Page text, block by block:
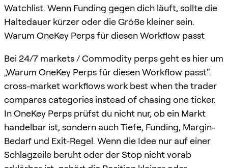
Watchlist. Wenn Funding gegen dich läuft, sollte die
Haltedauer kürzer oder die Größe kleiner sein.
Warum OneKey Perps für diesen Workflow passt
Bei 24/7 markets / Commodity perps geht es hier um
„Warum OneKey Perps für diesen Workflow passt“.
cross-market workflows work best when the trader
compares categories instead of chasing one ticker.
In OneKey Perps prüfst du nicht nur, ob ein Markt
handelbar ist, sondern auch Tiefe, Funding, Margin-
Bedarf und Exit-Regel. Wenn die Idee nur auf einer
Schlagzeile beruht oder der Stop nicht vorab